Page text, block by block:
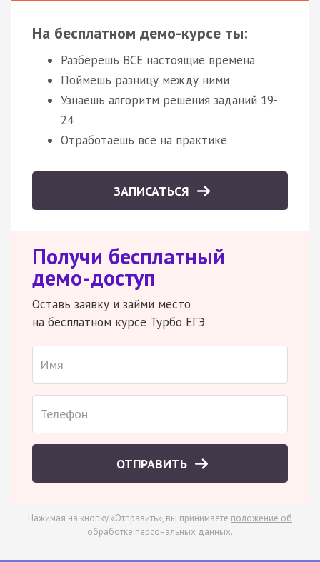
На бесплатном демо-курсе ты:
Разберешь ВСЕ настоящие времена
Поймешь разницу между ними
Узнаешь алгоритм решения заданий 19-
24
Отработаешь все на практике
ЗАПИСАТЬСЯ
Получи бесплатный
демо-доступ
Оставь заявку и займи место
на бесплатном курсе Турбо ЕГЭ
ОТПРАВИТЬ
Нажимая на кнопку «Отправить», вы принимаете положение об
обработке персональных данных.